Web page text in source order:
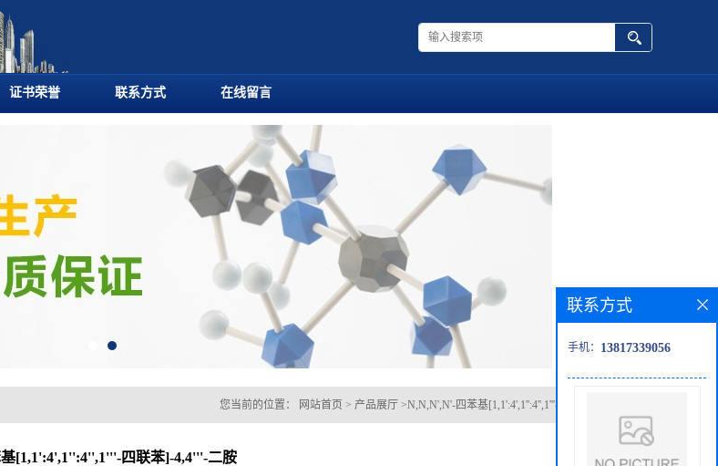
证书荣誉 联系方式 在线留言
您当前的位置： 网站首页 > 产品展厅 >N,N,N',N'-四苯基[1,1':4',1'':4'',1'''-四联苯]-4,4'''-二胺
[1,1':4',1'':4'',1'''-四联苯]-4,4'''-二胺
联系方式
手机： 13817339056